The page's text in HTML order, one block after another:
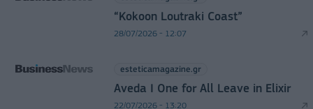
“Kokoon Loutraki Coast”
28/07/2026 - 12:07
esteticamagazine.gr
Aveda I One for All Leave in Elixir
22/07/2026 - 13:20